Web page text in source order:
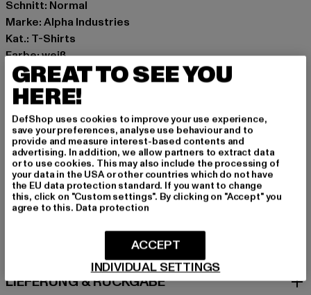
Schnitt: Normal
Marke: Alpha Industries
Kat.: T-Shirts
Farbe: weiß
Hersteller Farbe: white
Materialzusammensetzung: 100% Baumwolle
Art.Nr: 128534-00220
Hersteller: Alpha Industries Textilvertriebs GmbH & Co.
KG |customerservice@alphaindustries.eu
Siemensstraße 11 | 63263 Neu-Isenburg | DE
GRÖSSE & PASSFORM
LIEFERUNG & RÜCKGABE
GREAT TO SEE YOU
HERE!
DefShop uses cookies to improve your use experience,
save your preferences, analyse use behaviour and to
provide and measure interest-based contents and
advertising. In addition, we allow partners to extract data
or to use cookies. This may also include the processing of
your data in the USA or other countries which do not have
the EU data protection standard. If you want to change
this, click on "Custom settings". By clicking on "Accept" you
agree to this. Data protection
INDIVIDUAL SETTINGS
ACCEPT